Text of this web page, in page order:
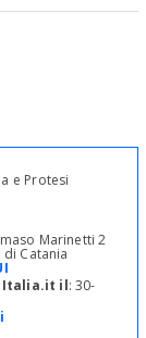
e Protesi
Marinetti 2
di Catania
Italia.it il: 30-